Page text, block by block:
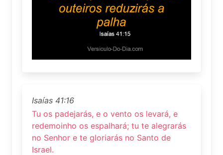
Isaías 41:16
Tu os padejarás, e o vento os levará, e
redemoinho os espalhará; tu te alegrarás
no Senhor e te gloriarás no Santo de
Israel.